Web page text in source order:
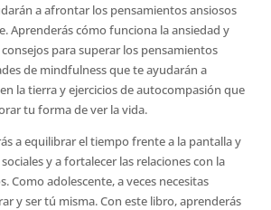
a afrontar los pensamientos ansiosos
Aprenderás cómo funciona la ansiedad y
para superar los pensamientos
de mindfulness que te ayudarán a
la tierra y ejercicios de autocompasión que
tu forma de ver la vida.
a equilibrar el tiempo frente a la pantalla y
y a fortalecer las relaciones con la
Como adolescente, a veces necesitas
y ser tú misma. Con este libro, aprenderás